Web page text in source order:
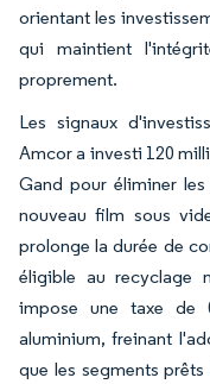
orientant les
qui maintient
proprement.
Les signaux
Amcor a investi 120
Gand pour éliminer
nouveau film sous
prolonge la durée de
éligible au recyclage
impose une taxe de
aluminium, freinant
que les segments